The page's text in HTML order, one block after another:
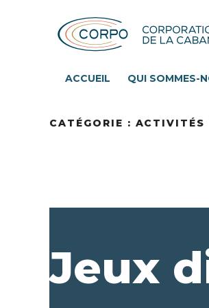
ACCUEIL QUI SOMMES-
CATÉGORIE : ACTIVITÉS
Jeux